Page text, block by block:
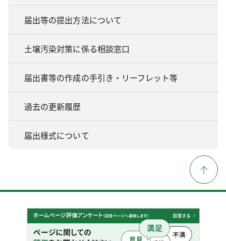
届出等の提出方法について
土壌汚染対策に係る相談窓口
届出書等の作成の手引き・リーフレット等
過去の更新履歴
届出様式について